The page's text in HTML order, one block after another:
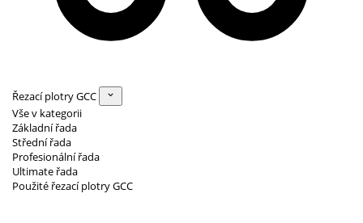
Řezací plotry GCC
Vše v kategorii
Základní řada
Střední řada
Profesionální řada
Ultimate řada
Použité řezací plotry GCC